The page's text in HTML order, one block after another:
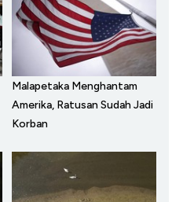
Malapetaka Menghantam
Amerika, Ratusan Sudah Jadi
Korban